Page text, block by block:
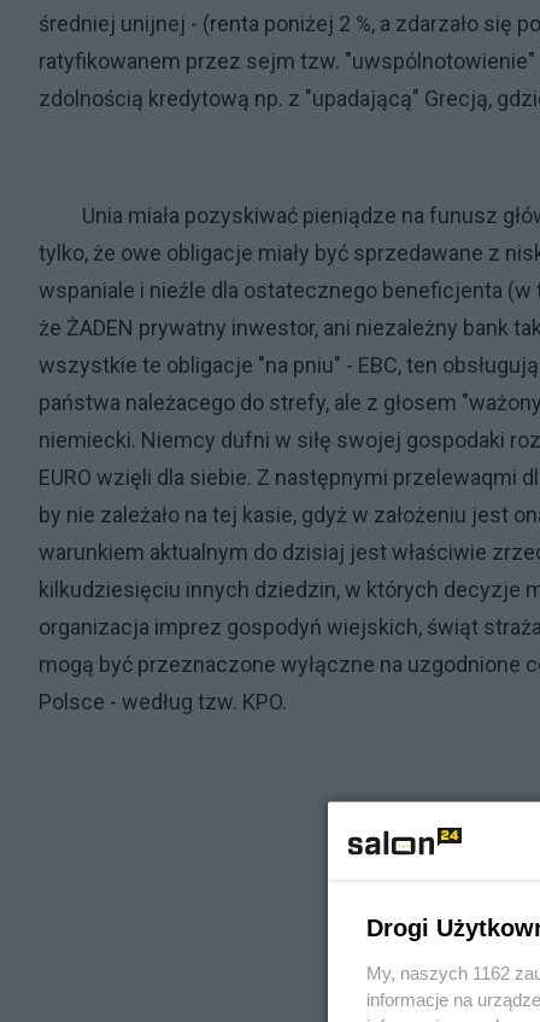
średniej unijnej - (renta poniżej 2 %, a zdarzało się
ratyfikowanem przez sejm tzw. "uwspólnotowienie"
zdolnością kredytową np. z "upadającą" Grecją,
Unia miała pozyskiwać pieniądze na funusz
tylko, że owe obligacje miały być sprzedawane z
wspaniale i nieźle dla ostatecznego beneficjenta
że ŻADEN prywatny inwestor, ani niezależny bank
wszystkie te obligacje "na pniu" - EBC, ten
państwa należacego do strefy, ale z głosem
niemiecki. Niemcy dufni w siłę swojej gospodaki
EURO wzięli dla siebie. Z następnymi przelewaqmi
by nie zależało na tej kasie, gdyż w założeniu jest
warunkiem aktualnym do dzisiaj jest właściwie
kilkudziesięciu innych dziedzin, w których decyzje
organizacja imprez gospodyń wiejskich, świąt
mogą być przeznaczone wyłączne na
Polsce - według tzw. KPO.
Drogi
My, naszych 1162
informacje na